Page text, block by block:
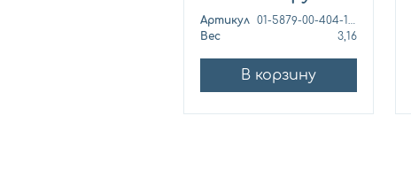
Артикул
01-5879-00-404-1110
Вес
3,16
В корзину